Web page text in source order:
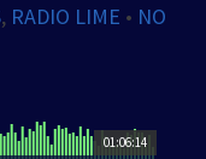
, RADIO LIME • NO
01:06:14